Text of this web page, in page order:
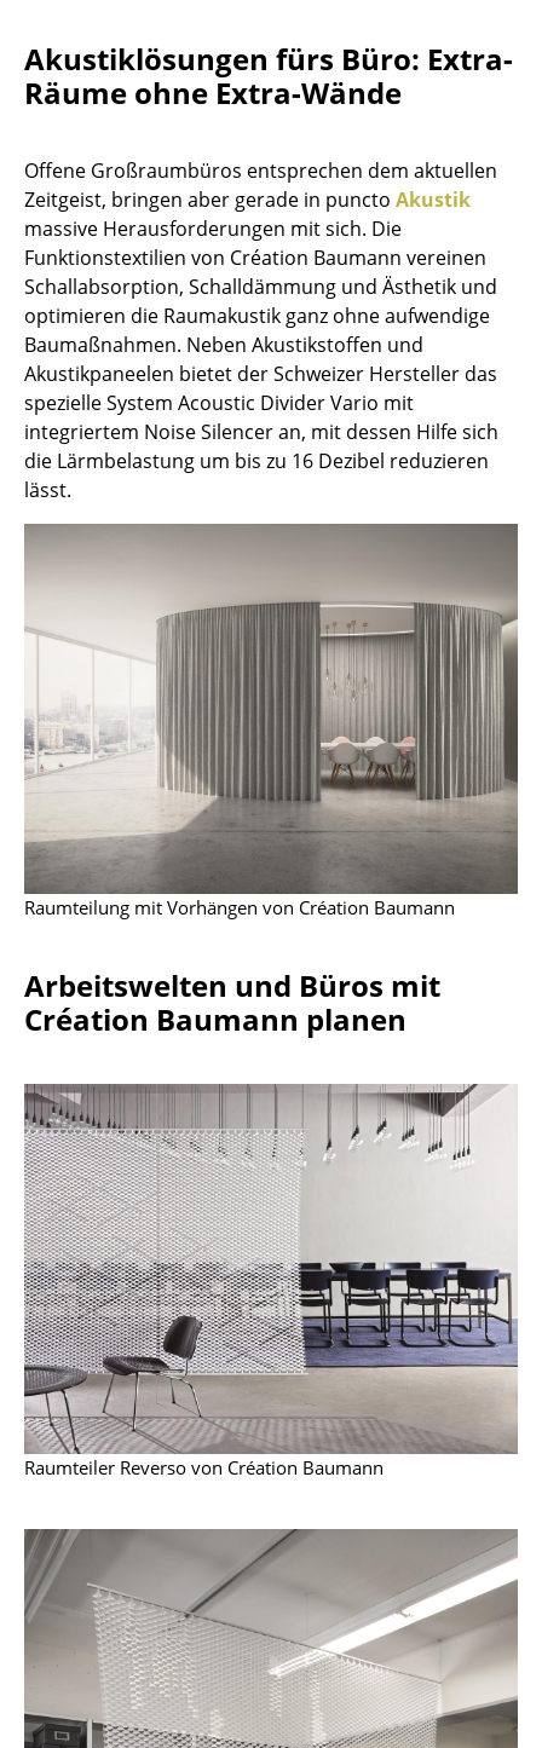
Arbeitsplatz
Konferenzraum
Empfang
Cafeteria
Branchenlösungen
Sicheres Arbeiten
Hersteller & Designer
Hersteller
Fritz Hansen
Knoll International
Louis Poulsen
Muuto
Nils Holger Moormann
Thonet
USM Haller
... alle Hersteller A-Z
Designer
Alvar Aalto
Arne Jacobsen
Charles & Ray Eames
Eero Saarinen
Egon Eiermann
Eileen Gray
Le Corbusier
Ludwig Mies van der Rohe
Marcel Breuer
Philippe Starck
Akustiklösungen fürs Büro: Extra-
Räume ohne Extra-Wände
Offene Großraumbüros entsprechen dem aktuellen
Zeitgeist, bringen aber gerade in puncto Akustik
massive Herausforderungen mit sich. Die
Funktionstextilien von Création Baumann vereinen
Schallabsorption, Schalldämmung und Ästhetik und
optimieren die Raumakustik ganz ohne aufwendige
Baumaßnahmen. Neben Akustikstoffen und
Akustikpaneelen bietet der Schweizer Hersteller das
spezielle System Acoustic Divider Vario mit
integriertem Noise Silencer an, mit dessen Hilfe sich
die Lärmbelastung um bis zu 16 Dezibel reduzieren
lässt.
Raumteilung mit Vorhängen von Création Baumann
Arbeitswelten und Büros mit
Création Baumann planen
Raumteiler Reverso von Création Baumann